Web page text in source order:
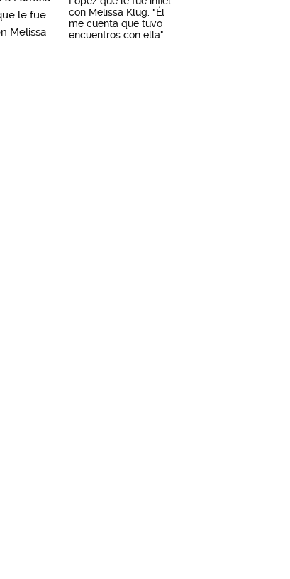
con Melissa Klug: "Él
me cuenta que tuvo
encuentros con ella"